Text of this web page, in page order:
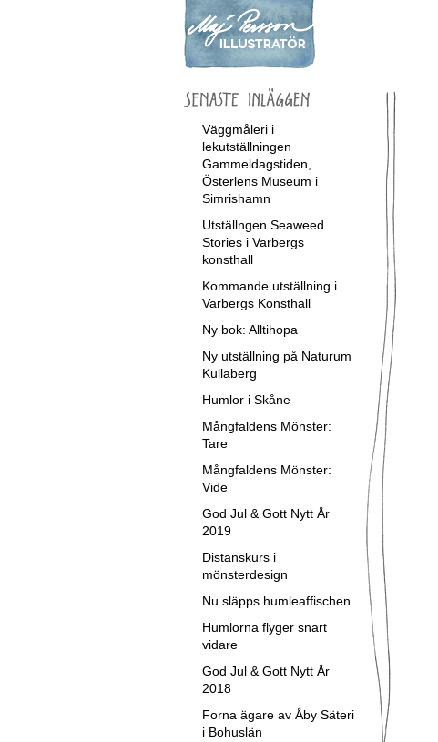
Väggmåleri i
lekutställningen
Gammeldagstiden,
Österlens Museum i
Simrishamn
Utställngen Seaweed
Stories i Varbergs
konsthall
Kommande utställning i
Varbergs Konsthall
Ny bok: Alltihopa
Ny utställning på Naturum
Kullaberg
Humlor i Skåne
Mångfaldens Mönster:
Tare
Mångfaldens Mönster:
Vide
God Jul & Gott Nytt År
2019
Distanskurs i
mönsterdesign
Nu släpps humleaffischen
Humlorna flyger snart
vidare
God Jul & Gott Nytt År
2018
Forna ägare av Åby Säteri
i Bohuslän